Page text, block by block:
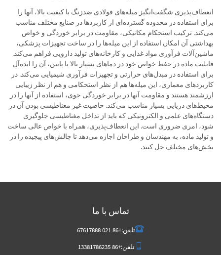
انعطاف‌پذیری شگفت‌انگیز میله‌های فولادی ضدزنگ با کیفیت بالا، آنها را
برای استفاده در محدوده گسترده‌ای از کاربردها در صنایع مختلف مناسب
می‌کند. ترکیب استحکام مکانیکی، مقاومت در برابر خوردگی و خواص
بهداشتی آن امکان استفاده از این میله‌ها را در ساخت تجهیزات پزشکی،
ماشین‌آلات فرآوری مواد غذایی و کارخانه‌های تولید دارویی فراهم می‌کند.
قابلیت ماده در حفظ خواص خود در دماهای بسیار بالا یا پایین، آن را ایده‌آل
برای استفاده در مبدل‌های حرارتی و تجهیزات فرآوری شیمیایی می‌کند. در
کاربردهای معماری، این میله‌ها هم از نظر استحکامی و هم از نظر زیبایی
ارزشمند هستند و مقاومت آنها در برابر خوردگی جوی، استفاده از آنها را در
محیط‌های دریایی بسیار مناسب می‌کند. خاصیت غیر مغناطیسی بودن آن در
دستگاه‌های علمی و الکترونیکی که باید از تداخل مغناطیسی جلوگیری
شود، امری ضروری است. این انعطاف‌پذیری، همراه با خواص عالی ساخت
و تولید ماده، به مهندسان و طراحان اجازه می‌دهد تا چالش‌های پیچیده را در
بخش‌های مختلف حل کنند.
تماس با ما
تلفن:+86 021 67617888
تلفن:+86 13381786235